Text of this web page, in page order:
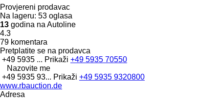
Provjereni prodavac
Na lageru: 53 oglasa
13 godina na Autoline
4.3
79 komentara
Pretplatite se na prodavca
+49 5935 ... Prikaži +49 5935 70550
Nazovite me
+49 5935 93... Prikaži +49 5935 9320800
www.rbauction.de
Adresa